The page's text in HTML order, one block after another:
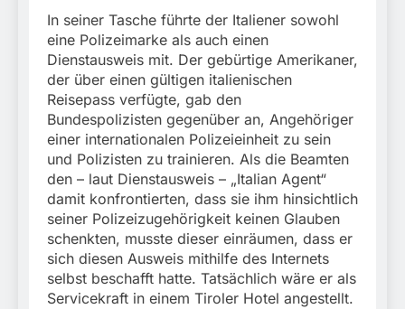
und Einleitung eines
Steuerstrafverfahrens
Grenze
eingereist/Bundespolizei
stellt Auto sicher
In seiner Tasche führte der Italiener sowohl
eine Polizeimarke als auch einen
Dienstausweis mit. Der gebürtige Amerikaner,
der über einen gültigen italienischen
Reisepass verfügte, gab den
Bundespolizisten gegenüber an, Angehöriger
einer internationalen Polizeieinheit zu sein
und Polizisten zu trainieren. Als die Beamten
den – laut Dienstausweis – „Italian Agent“
damit konfrontierten, dass sie ihm hinsichtlich
seiner Polizeizugehörigkeit keinen Glauben
schenkten, musste dieser einräumen, dass er
sich diesen Ausweis mithilfe des Internets
selbst beschafft hatte. Tatsächlich wäre er als
Servicekraft in einem Tiroler Hotel angestellt.